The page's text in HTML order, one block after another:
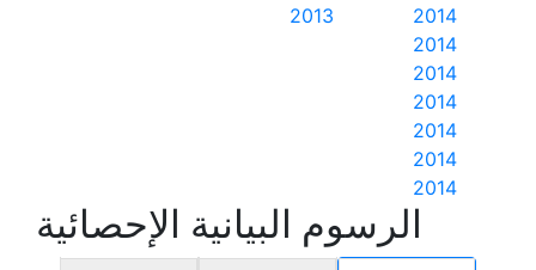
2014
2014
2014
2014
2014
2014
2014
2013
الرسوم البيانية الإحصائية